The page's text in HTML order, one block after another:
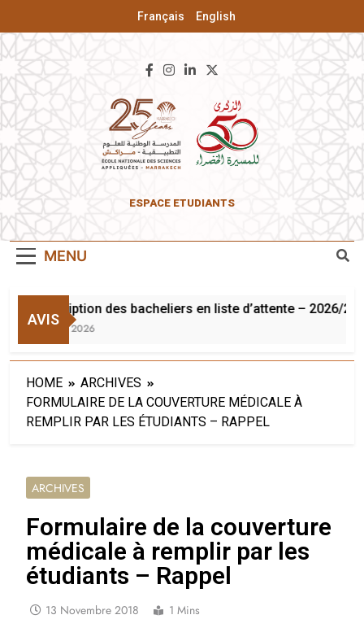
Français English
ENSA De
ESPACE ETUDIANTS
MENU
AVIS
Inscription des bacheliers en liste d’attente – 2026/
3 Août 2026
HOME
ARCHIVES
FORMULAIRE DE LA COUVERTURE MÉDICALE À
REMPLIR PAR LES ÉTUDIANTS – RAPPEL
ARCHIVES
Formulaire de la couverture
médicale à remplir par les
étudiants – Rappel
13 Novembre 2018 1 Mins